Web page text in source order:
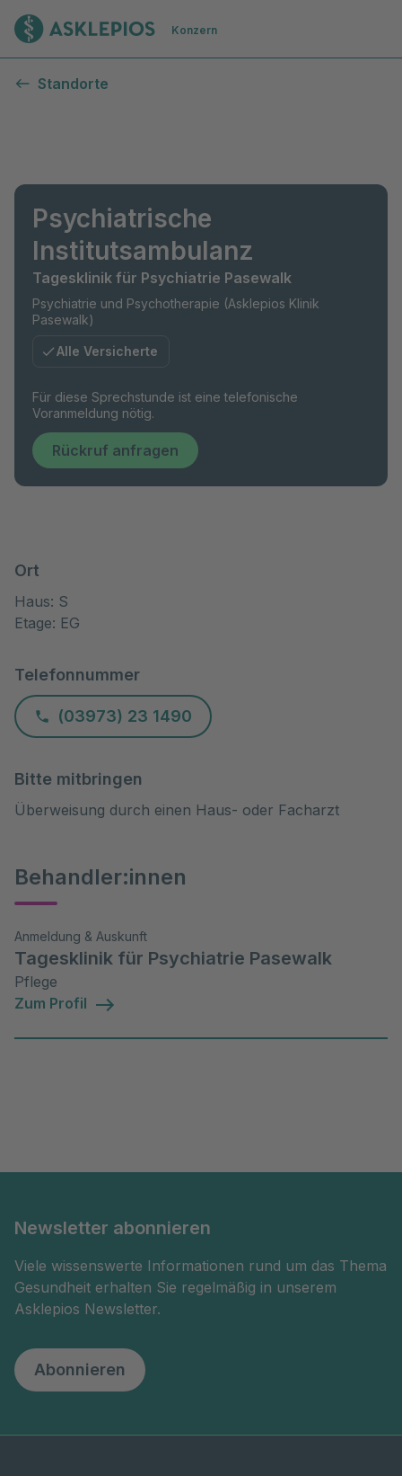
Zur Startseite
Konzern
Standorte
Psychiatrische
Institutsambulanz
Tagesklinik für Psychiatrie Pasewalk
Psychiatrie und Psychotherapie (Asklepios Klinik
Pasewalk)
Alle Versicherte
Für diese Sprechstunde ist eine telefonische
Voranmeldung nötig.
Rückruf anfragen
Ort
Haus: S
Etage: EG
Telefonnummer
(03973) 23 1490
Bitte mitbringen
Überweisung durch einen Haus- oder Facharzt
Behandler:innen
Anmeldung & Auskunft
Tagesklinik für Psychiatrie Pasewalk
Pflege
Zum Profil
Newsletter abonnieren
Viele wissenswerte Informationen rund um das Thema
Gesundheit erhalten Sie regelmäßig in unserem
Asklepios Newsletter.
Abonnieren